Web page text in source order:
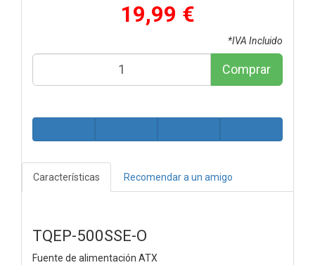
19,99 €
*IVA Incluido
Comprar
Características Recomendar a un amigo
TQEP-500SSE-O
Fuente de alimentación ATX